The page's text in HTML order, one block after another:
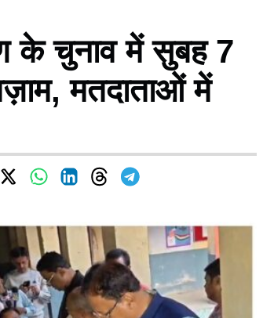
चुनाव में सुबह 7
मतदाताओं में